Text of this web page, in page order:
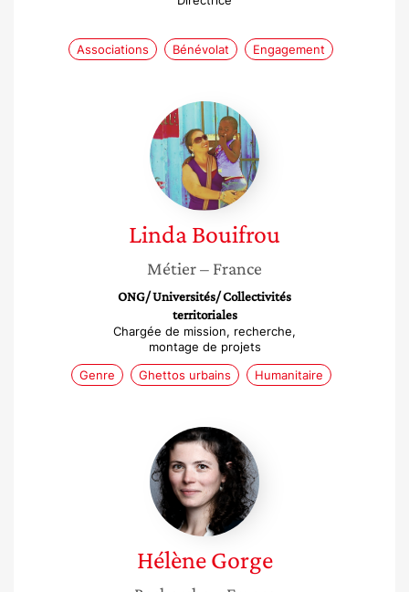
Associations Bénévolat Engagement
Linda
Bouifrou
LindaBouifrou
Métier– France
ONG/ Universités/ Collectivités
territoriales
Chargée de mission, recherche,
montage de projets
Genre
Ghettos urbains Humanitaire
Hélène
Gorge
Hélène Gorge